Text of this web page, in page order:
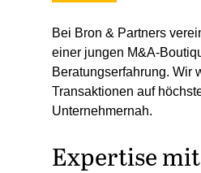
Bei Bron & Partners
einer jungen M&A-
Beratungserfahrung. Wir
Transaktionen auf
Unternehmernah.
Expertise